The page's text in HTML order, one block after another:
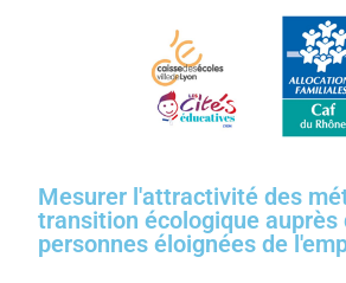
Mesurer l'attractivité des
transition écologique auprès
personnes éloignées de